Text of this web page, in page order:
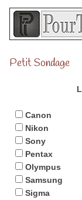
Petit Sondage
Canon
Nikon
Sony
Pentax
Olympus
Samsung
Sigma